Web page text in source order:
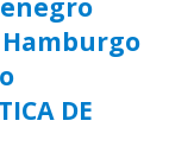
Hamburgo
DE